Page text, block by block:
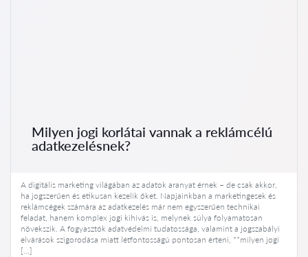
Milyen jogi korlátai vannak a reklámcélú
adatkezelésnek?
A digitális marketing világában az adatok aranyat érnek – de csak akkor,
ha jogszerűen és etikusan kezelik őket. Napjainkban a marketingesek és
reklámcégek számára az adatkezelés már nem egyszerűen technikai
feladat, hanem komplex jogi kihívás is, melynek súlya folyamatosan
növekszik. A fogyasztók adatvédelmi tudatossága, valamint a jogszabályi
elvárások szigorodása miatt létfontosságú pontosan érteni, **milyen jogi
[…]